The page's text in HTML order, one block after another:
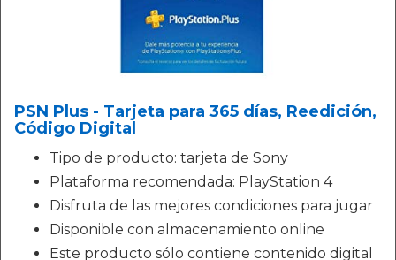
PSN Plus - Tarjeta para 365 días, Reedición,
Código Digital
Tipo de producto: tarjeta de Sony
Plataforma recomendada: PlayStation 4
Disfruta de las mejores condiciones para jugar
Disponible con almacenamiento online
Este producto sólo contiene contenido digital